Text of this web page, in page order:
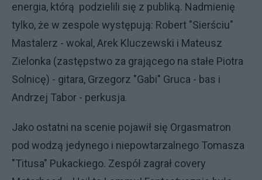
energia, którą podzielili się z publiką. Nadmienię
tylko, że w zespole występują: Robert "Sierściu"
Mastalerz - wokal, Arek Kluczewski i Mateusz
Zielonka (zastępstwo za grającego na stałe Piotra
Solnicę) - gitara, Grzegorz "Gabi" Gruca - bas i
Andrzej Tabor - perkusja.
Jako ostatni na scenie pojawił się Orgasmatron
pod wodzą jedynego i niepowtarzalnego Tomasza
"Titusa" Pukackiego. Zespół zagrał covery